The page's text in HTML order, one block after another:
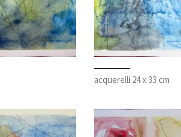
acquerelli 24 x 33 cm